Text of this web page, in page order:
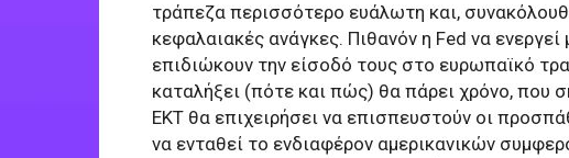
τράπεζα περισσότερο ευάλωτη και,
κεφαλαιακές ανάγκες. Πιθανόν η Fed να
επιδιώκουν την είσοδό τους στο ευρωπαϊκό
καταλήξει (πότε και πώς) θα πάρει χρόνο, που
ΕΚΤ θα επιχειρήσει να επισπευστούν οι
να ενταθεί το ενδιαφέρον αμερικανικών